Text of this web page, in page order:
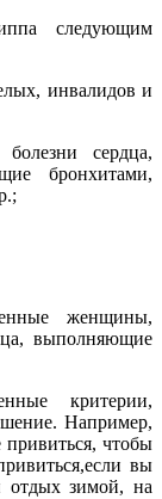
следующим
инвалидов и
сердца,
бронхитами,
женщины,
выполняющие
критерии,
Например,
чтобы
вы
отдых зимой, на